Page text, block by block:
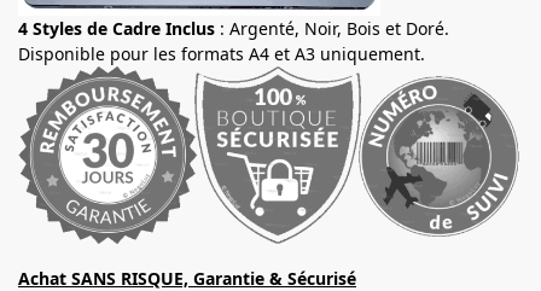
4 Styles de Cadre Inclus : Argenté, Noir, Bois et Doré.
Disponible pour les formats A4 et A3 uniquement.
Achat SANS RISQUE, Garantie & Sécurisé